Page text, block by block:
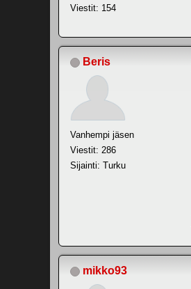
Viestit: 154
Beris
Vanhempi jäsen
Viestit: 286
Sijainti: Turku
mikko93